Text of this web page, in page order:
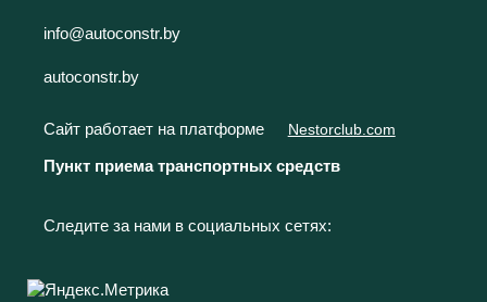
info@autoconstr.by
autoconstr.by
Сайт работает на платформе Nestorclub.com
Пункт приема транспортных средств
Следите за нами в социальных сетях: